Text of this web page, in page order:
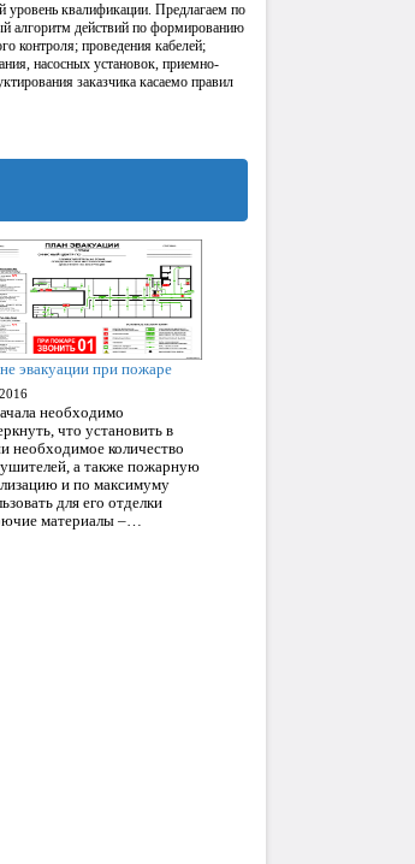
уровень квалификации. Предлагаем по
алгоритм действий по формированию
контроля; проведения кабелей;
насосных установок, приемно-
заказчика касаемо правил
эвакуации при пожаре
необходимо
что установить в
необходимое количество
а также пожарную
и по максимуму
для его отделки
материалы –…